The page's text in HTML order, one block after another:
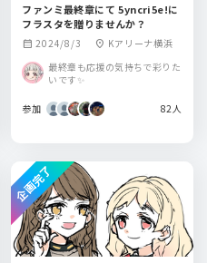
ファンミ最終章にて 5yncri5e!に
フラスタを贈りませんか？
calendar_month 2024/8/3 location_on Kアリーナ横浜
最終章も応援の気持ちで彩りた
いです✨
参加 82人
企画完了